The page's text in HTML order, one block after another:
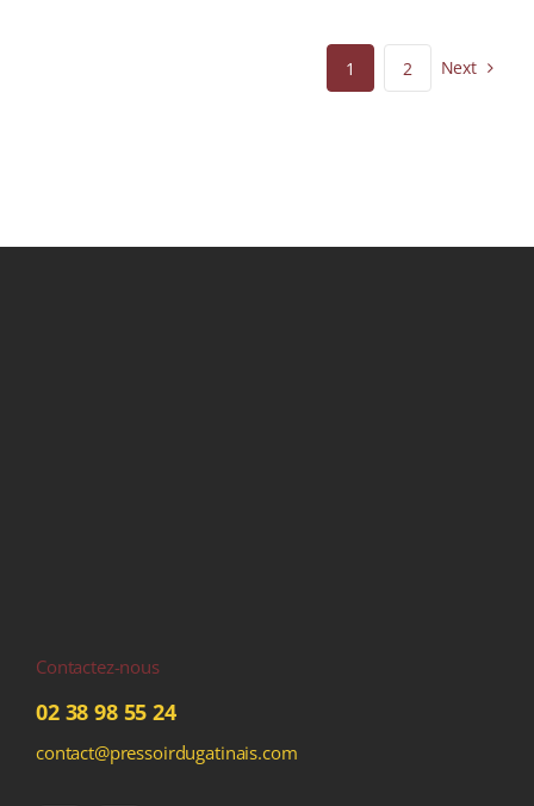
1 2 Next
Contactez-nous
02 38 98 55 24
contact@pressoirdugatinais.com